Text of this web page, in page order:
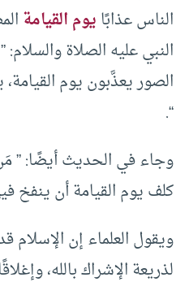
الناس عذابًايوم القيامة
النبي عليه الصلاة
الصور يعذَّبون يوم
“.
وجاء في الحديث أيضًا: ”
كلف يوم القيامة أن ينفخ
ويقول العلماء إن
لذريعة الإشراك بالله،